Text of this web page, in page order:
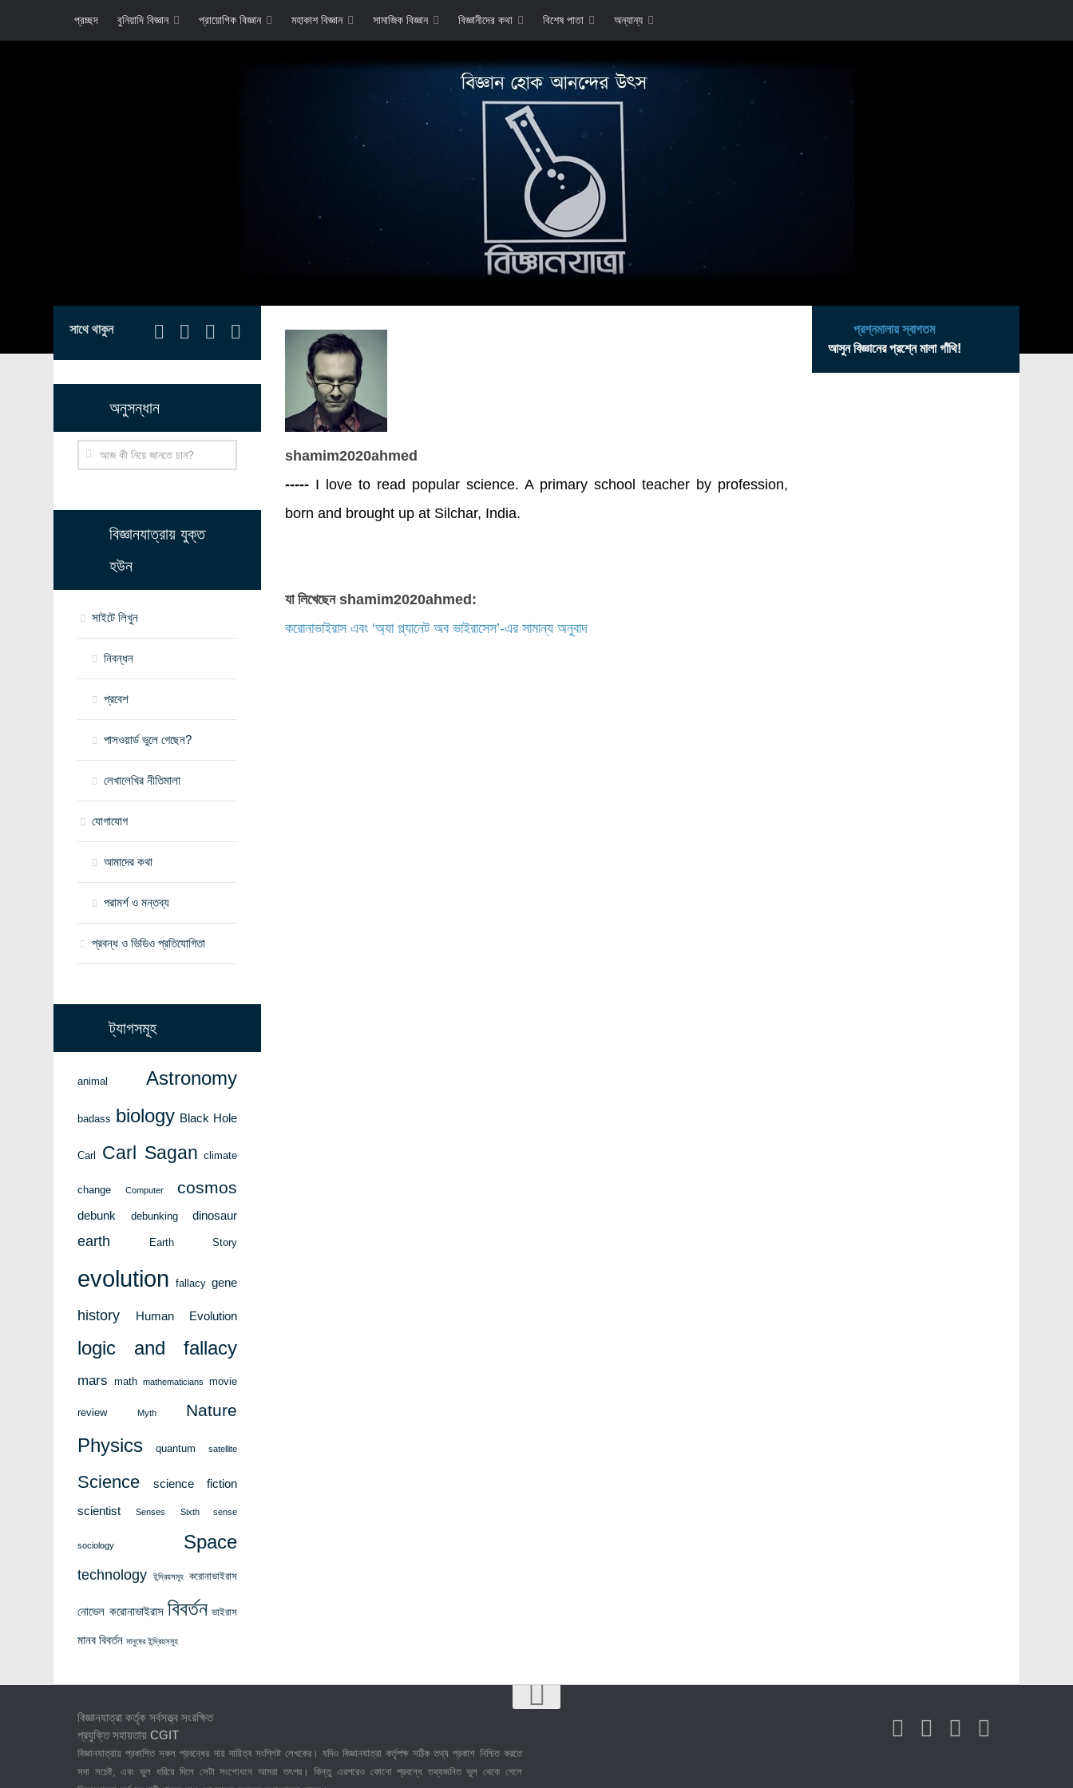
প্রচ্ছদ বুনিয়াদি বিজ্ঞান প্রায়োগিক বিজ্ঞান মহাকাশ বিজ্ঞান সামাজিক বিজ্ঞান বিজ্ঞানীদের কথা বিশেষ পাতা অন্যান্য
shamim2020ahmed
----- I love to read popular science. A primary school teacher by profession,
born and brought up at Silchar, India.
যা লিখেছেন shamim2020ahmed:
করোনাভাইরাস এবং ‘অ্যা প্ল্যানেট অব ভাইরাসেস’-এর সামান্য অনুবাদ
সাথে থাকুন
অনুসন্ধান
বিজ্ঞানযাত্রায় যুক্ত
হউন
সাইটে লিখুন
নিবন্ধন
প্রবেশ
পাসওয়ার্ড ভুলে গেছেন?
লেখালেখির নীতিমালা
যোগাযোগ
আমাদের কথা
পরামর্শ ও মন্তব্য
প্রবন্ধ ও ভিডিও প্রতিযোগিতা
ট্যাগসমূহ
animal Astronomy
badass biology Black Hole
Carl Carl Sagan climate
change Computer cosmos
debunk debunking dinosaur
earth Earth Story
evolution fallacy gene
history Human Evolution
logic and fallacy
mars math mathematicians movie
review Myth Nature
Physics quantum satellite
Science science fiction
scientist Senses Sixth sense
sociology Space
technology ইন্দ্রিয়সমূহ করোনাভাইরাস
নোভেল করোনাভাইরাস বিবর্তন ভাইরাস
মানব বিবর্তন মানুষের ইন্দ্রিয়সমূহ
প্রশ্নমালায় স্বাগতম
আসুন বিজ্ঞানের প্রশ্নে মালা গাঁথি!
বিজ্ঞানযাত্রা কর্তৃক সর্বসত্ত্ব সংরক্ষিত
প্রযুক্তি সহায়তায়CGIT
বিজ্ঞানযাত্রায় প্রকাশিত সকল প্রবন্ধের দায় দায়িত্ব সংশ্লিষ্ট লেখকের। যদিও বিজ্ঞানযাত্রা কর্তৃপক্ষ সঠিক তথ্য প্রকাশ নিশ্চিত করতে
সদা সচেষ্ট, এবং ভুল ধরিয়ে দিলে সেটা সংশোধনে আমরা তৎপর। কিন্তু এরপরেও কোনো প্রবন্ধে তথ্যজনিত ভুল থেকে গেলে